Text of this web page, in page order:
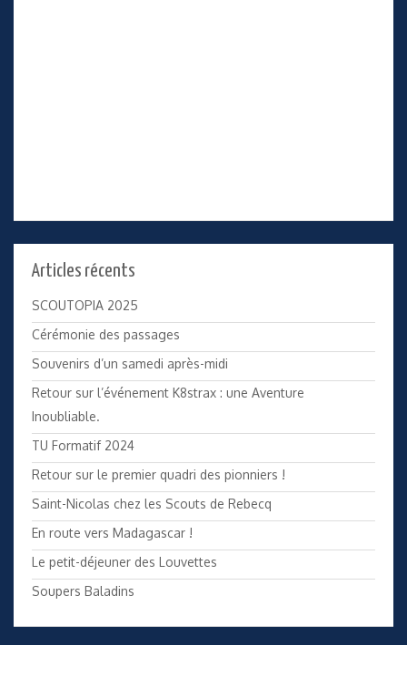
Articles récents
SCOUTOPIA 2025
Cérémonie des passages
Souvenirs d’un samedi après-midi
Retour sur l’événement K8strax : une Aventure
Inoubliable.
TU Formatif 2024
Retour sur le premier quadri des pionniers !
Saint-Nicolas chez les Scouts de Rebecq
En route vers Madagascar !
Le petit-déjeuner des Louvettes
Soupers Baladins